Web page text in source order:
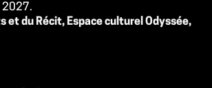
2027.
et du Récit, Espace culturel Odyssée,